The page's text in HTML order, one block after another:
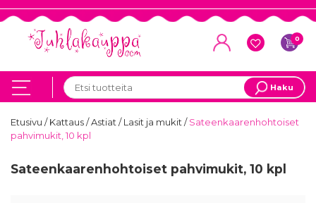
0
Haku
Etusivu /Kattaus/Astiat/Lasit ja mukit/Sateenkaarenhohtoiset
pahvimukit, 10 kpl
Sateenkaarenhohtoiset pahvimukit, 10 kpl